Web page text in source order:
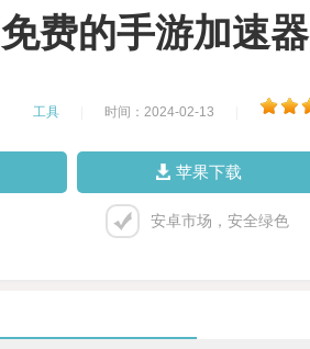
免费的手游加速
工具 时间：2024-02-13
苹果下载
安卓市场，安全绿色